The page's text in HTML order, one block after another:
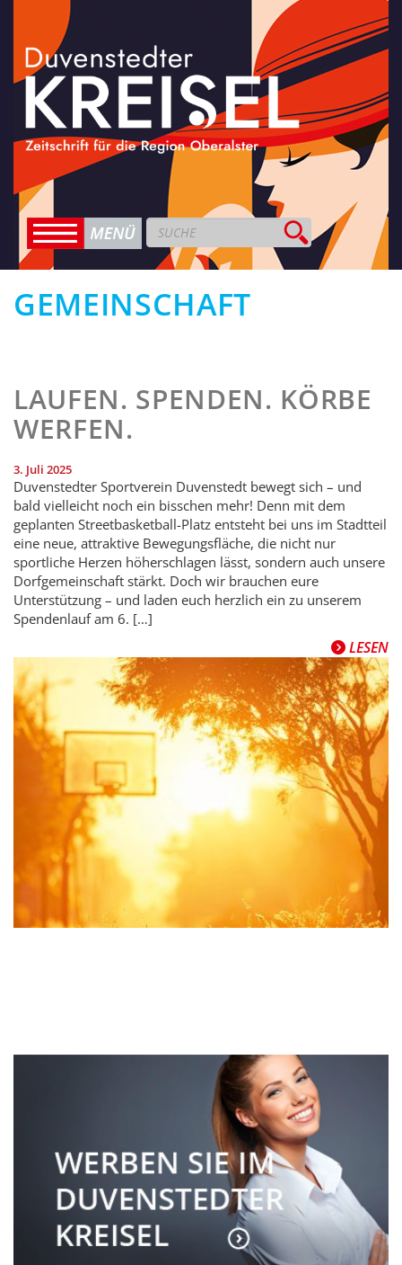
GEMEINSCHAFT
LAUFEN. SPENDEN. KÖRBE
WERFEN.
3. Juli 2025
Duvenstedter Sportverein Duvenstedt bewegt sich – und
bald vielleicht noch ein bisschen mehr! Denn mit dem
geplanten Streetbasketball-Platz entsteht bei uns im Stadtteil
eine neue, attraktive Bewegungsfläche, die nicht nur
sportliche Herzen höherschlagen lässt, sondern auch unsere
Dorfgemeinschaft stärkt. Doch wir brauchen eure
Unterstützung – und laden euch herzlich ein zu unserem
Spendenlauf am 6. […]
LESEN